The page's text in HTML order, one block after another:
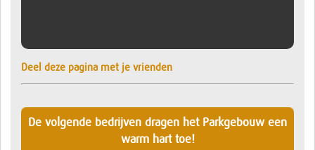
Deel deze pagina met je vrienden
De volgende bedrijven dragen het Parkgebouw een
warm hart toe!